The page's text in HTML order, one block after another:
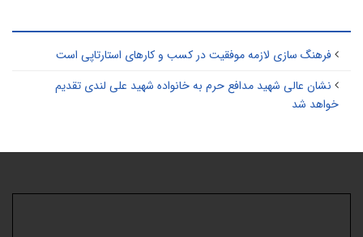
فرهنگ سازی لازمه موفقیت در کسب و کارهای استارتاپی است
نشان عالی شهید مدافع حرم به خانواده شهید علی لندی تقدیم
خواهد شد